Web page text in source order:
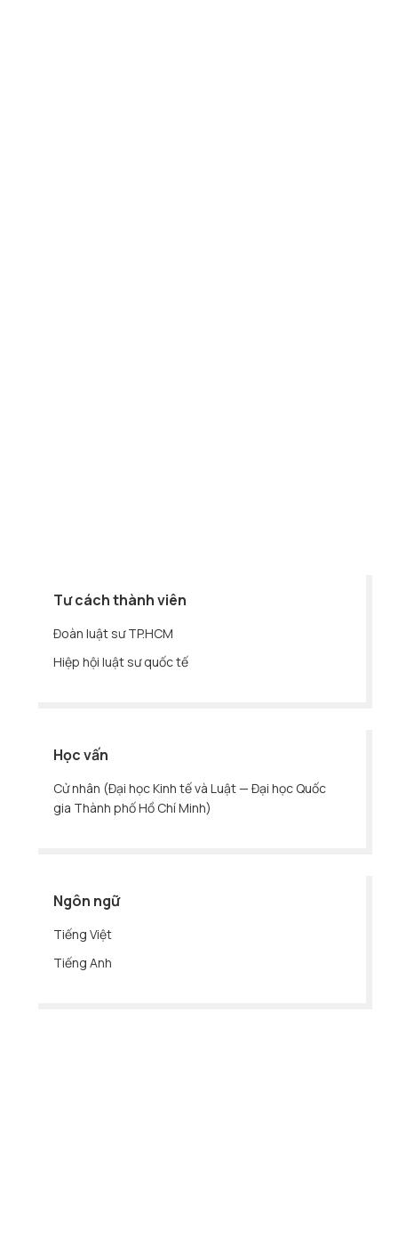
Tư cách thành viên
Đoàn luật sư TP.HCM
Hiệp hội luật sư quốc tế
Học vấn
Cử nhân (Đại học Kinh tế và Luật — Đại học Quốc
gia Thành phố Hồ Chí Minh)
Ngôn ngữ
Tiếng Việt
Tiếng Anh